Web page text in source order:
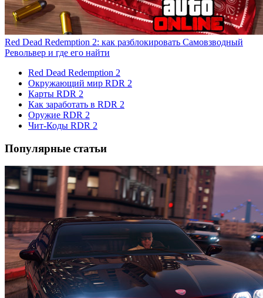
Red Dead Redemption 2: как разблокировать Самовзводный
Револьвер и где его найти
Red Dead Redemption 2
Окружающий мир RDR 2
Карты RDR 2
Как заработать в RDR 2
Оружие RDR 2
Чит-Коды RDR 2
Популярные статьи